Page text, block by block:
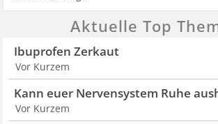
Aktuelle Top
Ibuprofen Zerkaut
Vor Kurzem
Kann euer Nervensystem Ruhe
Vor Kurzem